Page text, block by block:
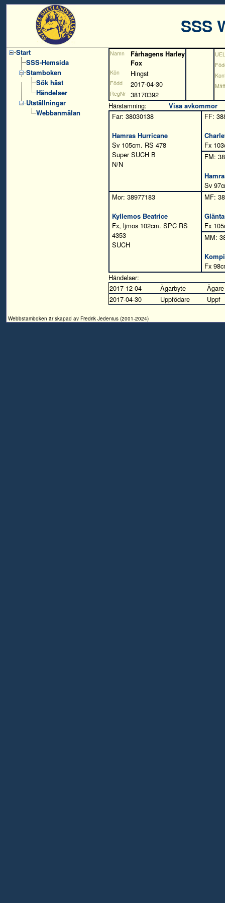
SSS
Start
SSS-Hemsida
Stamboken
Sök häst
Händelser
Utställningar
Webbanmälan
Namn
Fårhagens Harley
Fox
Kön Hingst
Född 2017-04-30
RegNr 38170392
Mått
Härstamning:
Visa avkommor
Far: 38030138
Hamras Hurricane
Sv 105cm. RS 478
Super SUCH B
N/N
FF:
Fx
FM:
Sv
Mor: 38977183
Kyllemos Beatrice
Fx, ljmos 102cm. SPC RS
4353
SUCH
MF:
Fx
MM:
Fx
Händelser:
2017-12-04
Ägarbyte
Ägare
2017-04-30
Uppfödare Uppf
Webbstamboken är skapad av Fredrik Jedenius (2001-2024)